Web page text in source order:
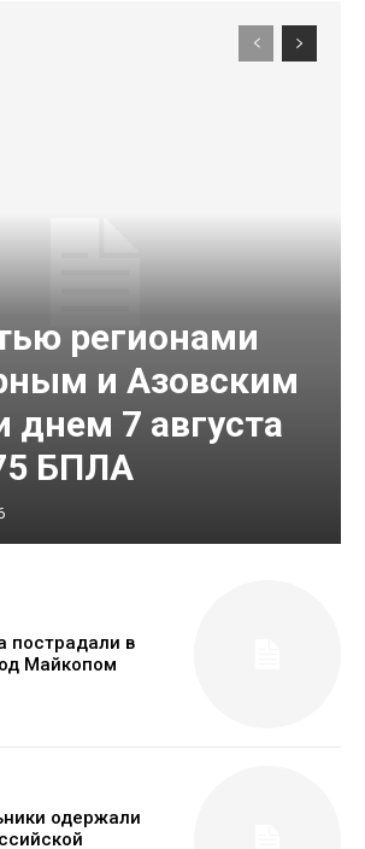
регионами
и Азовским
днем 7 августа
БПЛА
пострадали в
Майкопом
одержали